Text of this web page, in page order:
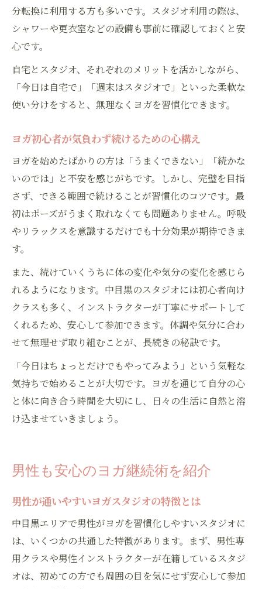
分転換に利用する方も多いです。スタジオ利用の際は、
シャワーや更衣室などの設備も事前に確認しておくと安
心です。
自宅とスタジオ、それぞれのメリットを活かしながら、
「今日は自宅で」「週末はスタジオで」といった柔軟な
使い分けをすると、無理なくヨガを習慣化できます。
ヨガ初心者が気負わず続けるための心構え
ヨガを始めたばかりの方は「うまくできない」「続かな
いのでは」と不安を感じがちです。しかし、完璧を目指
さず、できる範囲で続けることが習慣化のコツです。最
初はポーズがうまく取れなくても問題ありません。呼吸
やリラックスを意識するだけでも十分効果が期待できま
す。
また、続けていくうちに体の変化や気分の変化を感じら
れるようになります。中目黒のスタジオには初心者向け
クラスも多く、インストラクターが丁寧にサポートして
くれるため、安心して参加できます。体調や気分に合わ
せて無理せず取り組むことが、長続きの秘訣です。
「今日はちょっとだけでもやってみよう」という気軽な
気持ちで始めることが大切です。ヨガを通じて自分の心
と体に向き合う時間を大切にし、日々の生活に自然と溶
け込ませていきましょう。
男性も安心のヨガ継続術を紹介
男性が通いやすいヨガスタジオの特徴とは
中目黒エリアで男性がヨガを習慣化しやすいスタジオに
は、いくつかの共通した特徴があります。まず、男性専
用クラスや男性インストラクターが在籍しているスタジ
オは、初めての方でも周囲の目を気にせず安心して参加
お問い合わせはこちら